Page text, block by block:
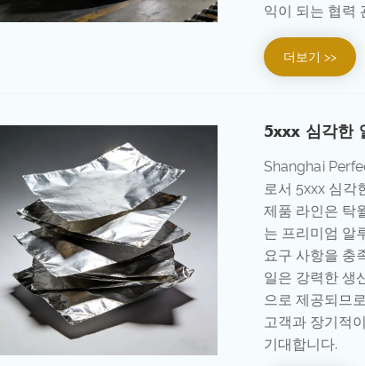
익이 되는 협력
더보기 >>
5xxx 심각한
Shanghai
로서 5xxx 심각
제품 라인은 탁
는 프리미엄 알
요구 사항을 충
일은 강력한 생
으로 제공되므
고객과 장기적
기대합니다.